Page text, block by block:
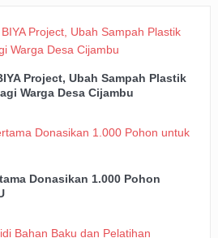
Project, Ubah Sampah Plastik
Warga Desa Cijambu
Donasikan 1.000 Pohon